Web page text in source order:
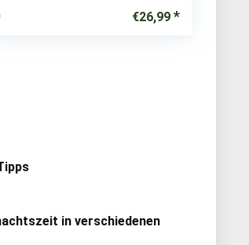
€26,99
in verschiedenen